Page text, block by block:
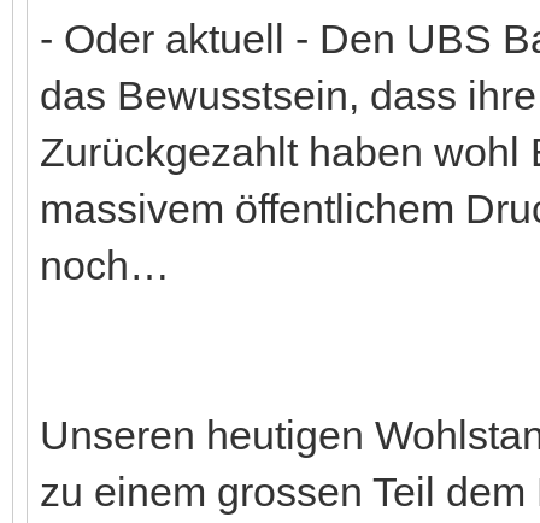
- Oder aktuell - Den UBS
das Bewusstsein, dass
Zurückgezahlt haben wohl
massivem öffentlichem
noch…
Unseren heutigen
zu einem grossen Teil